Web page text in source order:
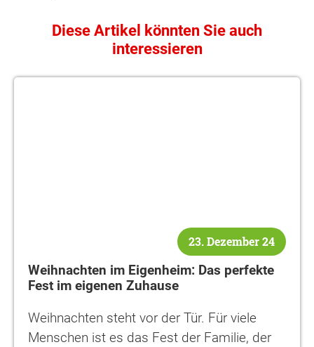
Diese Artikel könnten Sie auch
interessieren
23. Dezember 24
Weihnachten im Eigenheim: Das perfekte
Fest im eigenen Zuhause
Weihnachten steht vor der Tür. Für viele
Menschen ist es das Fest der Familie, der